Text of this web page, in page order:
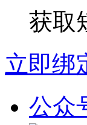
获取
立即绑
公众